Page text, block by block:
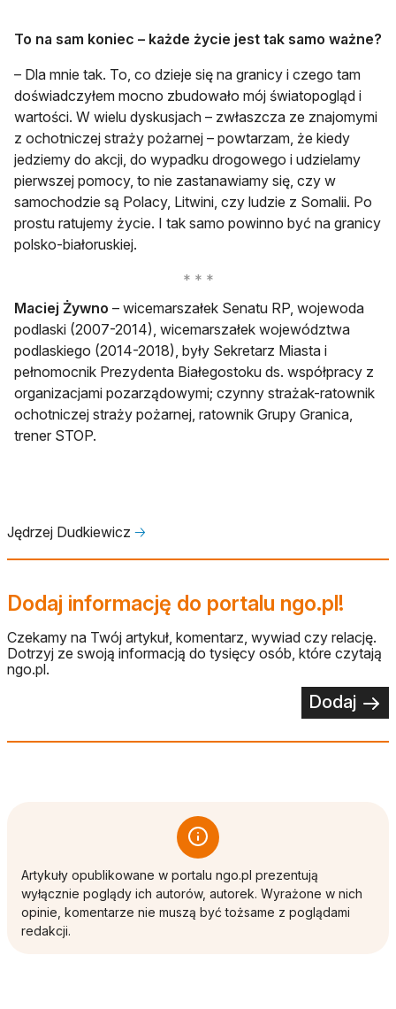
To na sam koniec – każde życie jest tak samo ważne?
– Dla mnie tak. To, co dzieje się na granicy i czego tam
doświadczyłem mocno zbudowało mój światopogląd i
wartości. W wielu dyskusjach – zwłaszcza ze znajomymi
z ochotniczej straży pożarnej – powtarzam, że kiedy
jedziemy do akcji, do wypadku drogowego i udzielamy
pierwszej pomocy, to nie zastanawiamy się, czy w
samochodzie są Polacy, Litwini, czy ludzie z Somalii. Po
prostu ratujemy życie. I tak samo powinno być na granicy
polsko-białoruskiej.
Maciej Żywno – wicemarszałek Senatu RP, wojewoda
podlaski (2007-2014), wicemarszałek województwa
podlaskiego (2014-2018), były Sekretarz Miasta i
pełnomocnik Prezydenta Białegostoku ds. współpracy z
organizacjami pozarządowymi; czynny strażak-ratownik
ochotniczej straży pożarnej, ratownik Grupy Granica,
trener STOP.
Jędrzej Dudkiewicz 🡢
Dodaj informację do portalu ngo.pl!
Czekamy na Twój artykuł, komentarz, wywiad czy relację.
Dotrzyj ze swoją informacją do tysięcy osób, które czytają
ngo.pl.
Dodaj
Artykuły opublikowane w portalu ngo.pl prezentują
wyłącznie poglądy ich autorów, autorek. Wyrażone w nich
opinie, komentarze nie muszą być tożsame z poglądami
redakcji.